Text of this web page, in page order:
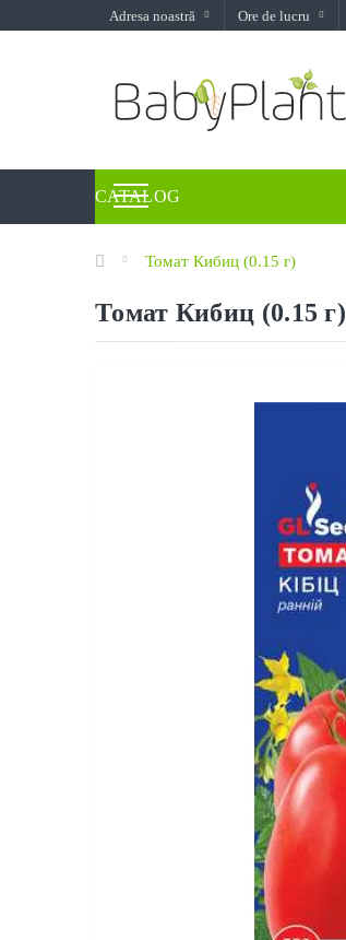
Adresa noastră Ore de lucru
CATALOG
Томат Кибиц (0.15 г)
Томат Кибиц (0.15 г)